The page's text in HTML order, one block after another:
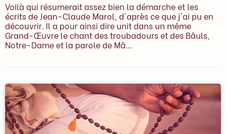
Voilà qui résumerait assez bien la démarche et les
écrits de Jean-Claude Marol, d'après ce que j'ai pu en
découvrir. Il a pour ainsi dire unit dans un même
Grand-Œuvre le chant des troubadours et des Bâuls,
Notre-Dame et la parole de Mâ...